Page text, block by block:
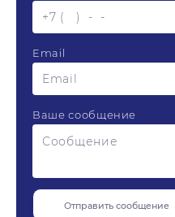
Email
Ваше сообщение